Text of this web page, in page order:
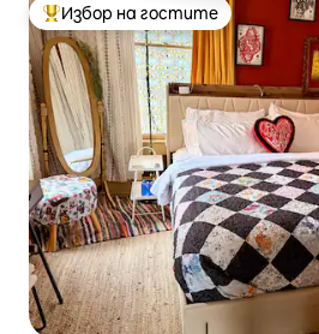
Най-популярен избор на гостите
Избор на гостите